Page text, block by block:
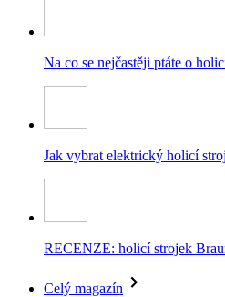
Na co se nejčastěji ptáte o
Jak vybrat elektrický holicí
RECENZE: holicí strojek
Celý magazín